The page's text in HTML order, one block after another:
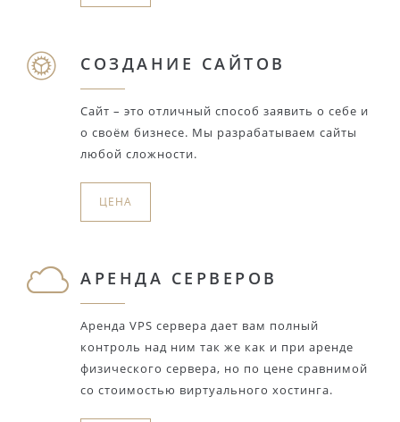
СОЗДАНИЕ САЙТОВ
Сайт – это отличный способ заявить о себе и
о своём бизнесе. Мы разрабатываем сайты
любой сложности.
ЦЕНА
АРЕНДА СЕРВЕРОВ
Аренда VPS сервера дает вам полный
контроль над ним так же как и при аренде
физического сервера, но по цене сравнимой
со стоимостью виртуального хостинга.